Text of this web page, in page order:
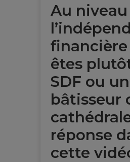
Au
êtes
SDF ou un
bâtisseur
réponse
cette